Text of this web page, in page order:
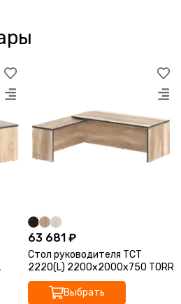
63 681 ₽
Стол руководителя TCT
2220(L) 2200х2000х750 TORR
Выбрать